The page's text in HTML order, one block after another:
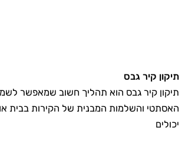
תיקון קיר גבס
תיקון קיר גבס הוא תהליך חשוב שמאפשר
האסתטי והשלמות המבנית של הקירות בבית
יכולים